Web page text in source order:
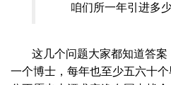
咱们所一年引进多
这几个问题大家都知道答
一个博士，每年也至少五六十